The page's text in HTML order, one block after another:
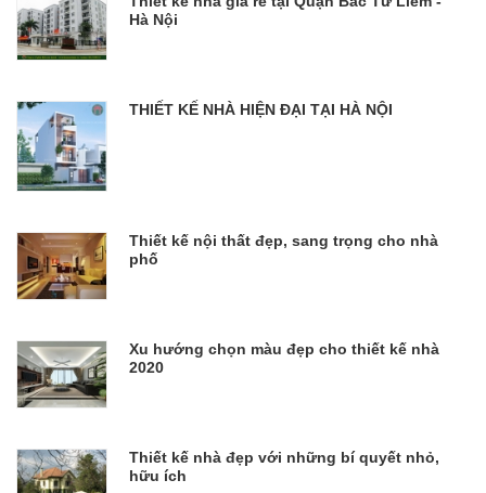
Hà Nội
THIẾT KẾ NHÀ HIỆN ĐẠI TẠI HÀ NỘI
Thiết kế nội thất đẹp, sang trọng cho nhà
phố
Xu hướng chọn màu đẹp cho thiết kế nhà
2020
Thiết kế nhà đẹp với những bí quyết nhỏ,
hữu ích